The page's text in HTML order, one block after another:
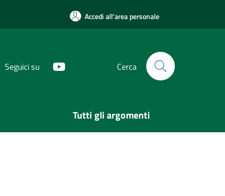
Accedi all'area personale
Seguici su Cerca
Tutti gli argomenti